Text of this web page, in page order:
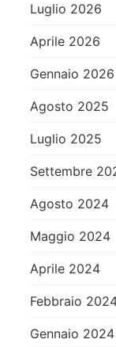
Luglio 2026
Aprile 2026
Gennaio 2026
Agosto 2025
Luglio 2025
Settembre
Agosto 2024
Maggio 2024
Aprile 2024
Febbraio
Gennaio 2024